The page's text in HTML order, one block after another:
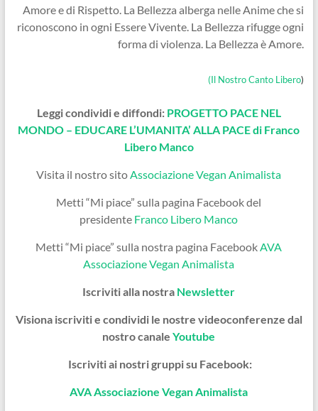
Amore e di Rispetto. La Bellezza alberga nelle Anime che si
riconoscono in ogni Essere Vivente. La Bellezza rifugge ogni
forma di violenza. La Bellezza è Amore.
(Il Nostro Canto Libero)
Leggi condividi e diffondi: PROGETTO PACE NEL
MONDO – EDUCARE L’UMANITA’ ALLA PACE di Franco
Libero Manco
Visita il nostro sito Associazione Vegan Animalista
Metti “Mi piace” sulla pagina Facebook del
presidente Franco Libero Manco
Metti “Mi piace” sulla nostra pagina Facebook AVA
Associazione Vegan Animalista
Iscriviti alla nostra Newsletter
Visiona iscriviti e condividi le nostre videoconferenze dal
nostro canaleYoutube
Iscriviti ai nostri gruppi su Facebook:
AVA Associazione Vegan Animalista